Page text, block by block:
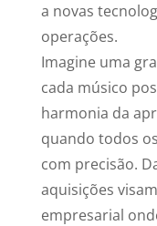
a novas
operações.
Imagine uma
cada músico
harmonia da
quando todos
com precisão.
aquisições
empresarial